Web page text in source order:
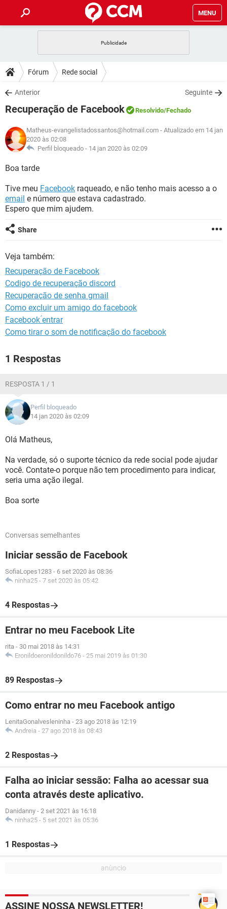
MENU
CELULAR
OUTLOOK
INSTAGRAM GMAIL
GUIA DE COMPRAS
DICAS
JOGOS
INSTAGRAM
GUIA DE COMPRAS
DOWNLOADS
JOGOS WHATSAPP
CELULAR FACEBOOK
OUTLOOK EXCEL
FÓRUM
JOGOS
CELULAR FACEBOOK
OUTLOOK
INSTAGRAM GMAIL
GUIA DE COMPRAS
GLOSSÁRIO
OUTLOOK EXCEL
INSTAGRAM
GUIA DE COMPRAS
Fórum Rede social
Anterior Seguinte
Recuperação de Facebook Resolvido/Fechado
Matheus-evangelistadossantos@hotmail.com- Atualizado em 14 jan
2020 às 02:08
Perfil bloqueado - 14 jan 2020 às 02:09
Boa tarde
Tive meu Facebook raqueado, e não tenho mais acesso a o
email e número que estava cadastrado.
Espero que mim ajudem.
Share
Veja também:
Recuperação de Facebook
Codigo de recuperação discord
Recuperação de senha gmail
Como excluir um amigo do facebook
Facebook ́entrar
Como tirar o som de notificação do facebook
1 Respostas
RESPOSTA 1 / 1
Perfil bloqueado
14 jan 2020 às 02:09
Olá Matheus,
Na verdade, só o suporte técnico da rede social pode ajudar
você. Contate-o porque não tem procedimento para indicar,
seria uma ação ilegal.
Boa sorte
Conversas semelhantes
Iniciar sessão de Facebook
SofiaLopes1283 - 6 set 2020 às 08:36
ninha25 - 7 set 2020 às 05:42
4 Respostas
Entrar no meu Facebook Lite
rita - 30 mai 2018 às 14:31
Eronildoeronildonildo76 - 25 mai 2019 às 01:30
89 Respostas
Como entrar no meu Facebook antigo
LenitaGonalvesleninha - 23 ago 2018 às 12:19
Andreia - 27 ago 2018 às 08:43
2 Respostas
Falha ao iniciar sessão: Falha ao acessar sua
conta através deste aplicativo.
Danidanny - 2 set 2021 às 16:18
ninha25 - 5 set 2021 às 05:36
1 Respostas
ASSINE NOSSA NEWSLETTER!